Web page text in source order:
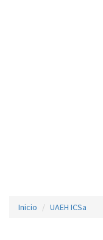
Inicio UAEH ICSa